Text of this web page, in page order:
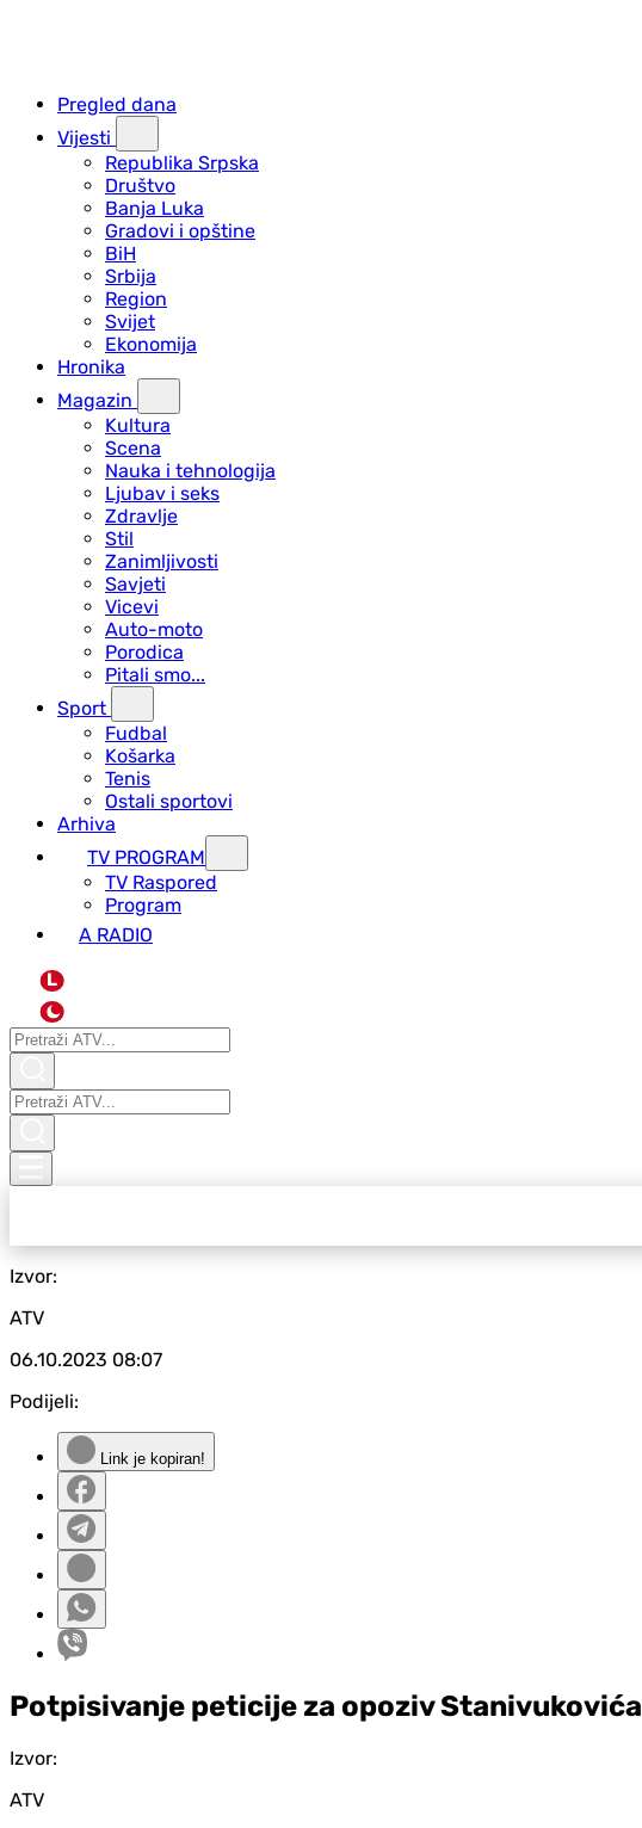
Pregled dana
Vijesti
Republika Srpska
Društvo
Banja Luka
Gradovi i opštine
BiH
Srbija
Region
Svijet
Ekonomija
Hronika
Magazin
Kultura
Scena
Nauka i tehnologija
Ljubav i seks
Zdravlje
Stil
Zanimljivosti
Savjeti
Vicevi
Auto-moto
Porodica
Pitali smo...
Sport
Fudbal
Košarka
Tenis
Ostali sportovi
Arhiva
TV PROGRAM
ТV Raspored
Program
A RADIO
L
Izvor:
ATV
06.10.2023 08:07
Podijeli:
Link je kopiran!
Potpisivanje peticije za opoziv Stanivukovića
Izvor:
ATV